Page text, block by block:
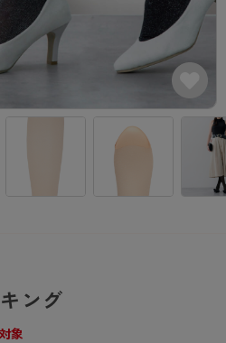
ング
ッキング
ャマ
ソックス
し丈ソックス
ャマ
ソックス
し丈ソックス
。
ング選び
ング
象